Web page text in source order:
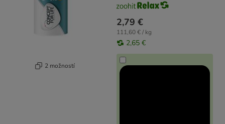
2 možností
2,79 €
111,60 € / kg
2,65 €